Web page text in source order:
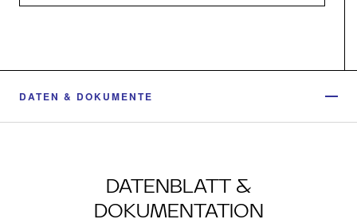
DATEN & DOKUMENTE
DATENBLATT &
DOKUMENTATION